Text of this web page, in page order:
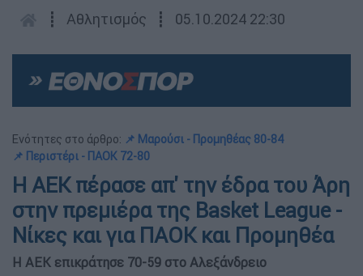
┋ Αθλητισμός ┋ 05.10.2024 22:30
Ενότητες στο άρθρο: 📌 Mαρούσι - Προμηθέας 80-84
📌 Περιστέρι - ΠΑΟΚ 72-80
H ΑΕΚ πέρασε απ' την έδρα του Άρη
στην πρεμιέρα της Basket League -
Νίκες και για ΠΑΟΚ και Προμηθέα
Η ΑΕΚ επικράτησε 70-59 στο Αλεξάνδρειο